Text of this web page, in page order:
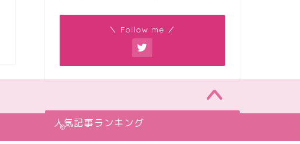
＼ Follow me ／
人気記事ランキング
2020–2022 カナエル | 恋愛女子の辛い片思い相談所